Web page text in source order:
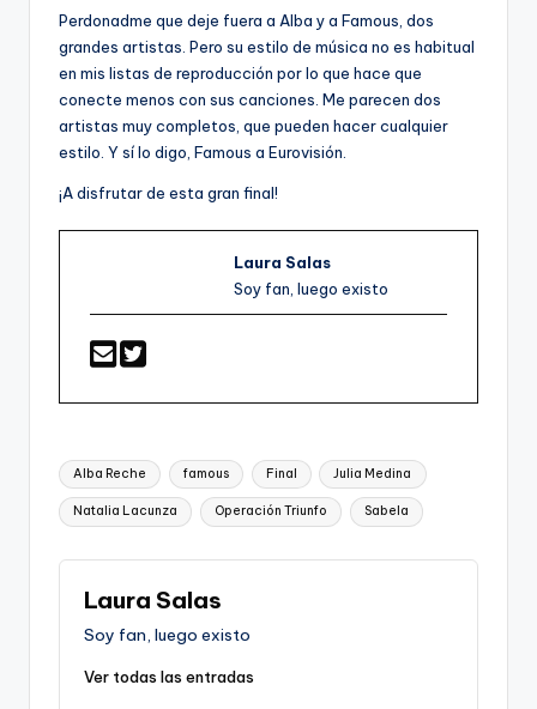
Perdonadme que deje fuera a Alba y a Famous, dos
grandes artistas. Pero su estilo de música no es habitual
en mis listas de reproducción por lo que hace que
conecte menos con sus canciones. Me parecen dos
artistas muy completos, que pueden hacer cualquier
estilo. Y sí lo digo, Famous a Eurovisión.
¡A disfrutar de esta gran final!
Laura Salas
Soy fan, luego existo
Etiquetas:
Alba Reche famous Final Julia Medina
Natalia Lacunza Operación Triunfo Sabela
Laura Salas
Soy fan, luego existo
Ver todas las entradas